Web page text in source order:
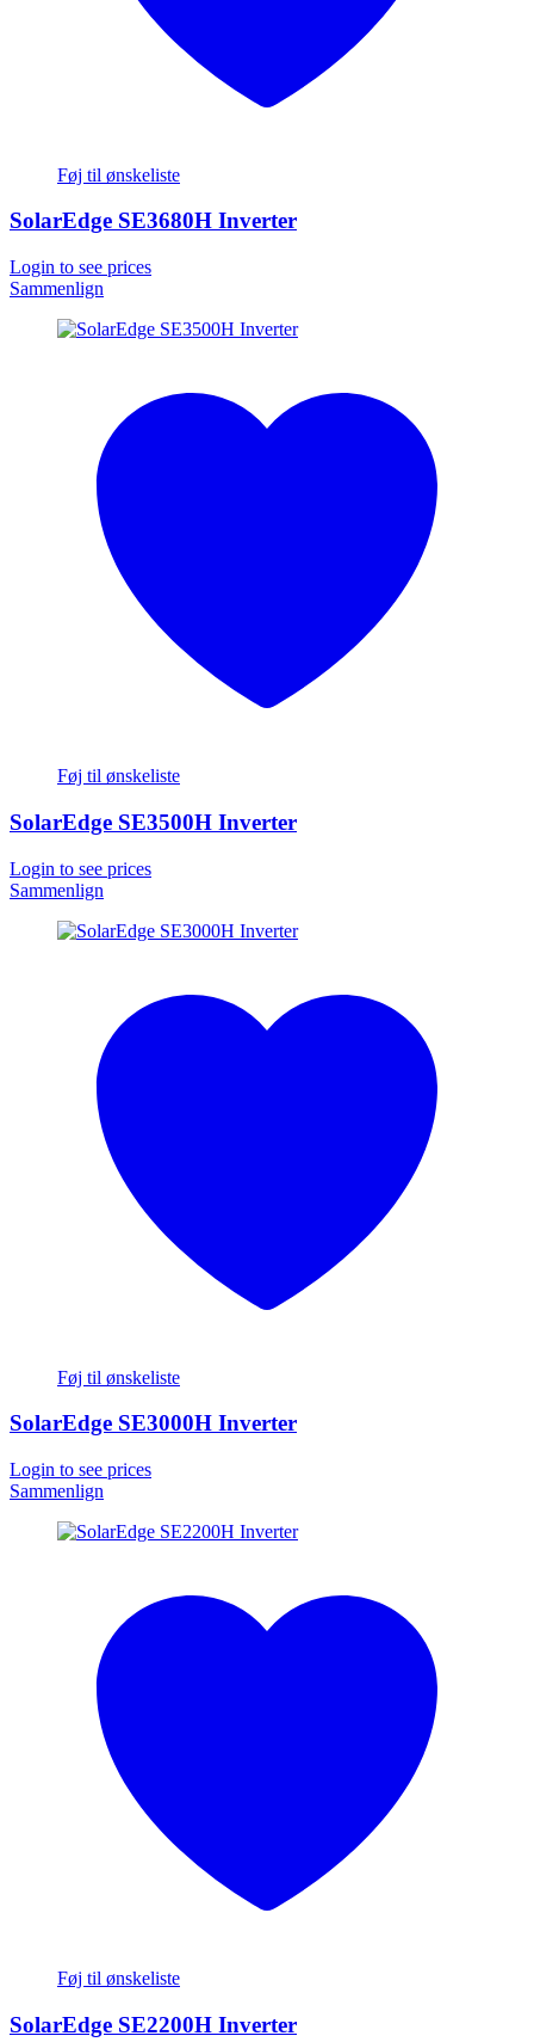
Føj til ønskeliste
SolarEdge SE3680H Inverter
Login to see prices
Sammenlign
Føj til ønskeliste
SolarEdge SE3500H Inverter
Login to see prices
Sammenlign
Føj til ønskeliste
SolarEdge SE3000H Inverter
Login to see prices
Sammenlign
Føj til ønskeliste
SolarEdge SE2200H Inverter